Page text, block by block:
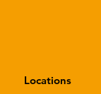
Locations